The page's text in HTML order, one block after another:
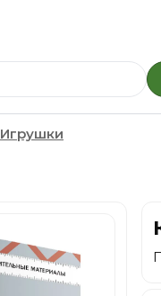
Игрушки